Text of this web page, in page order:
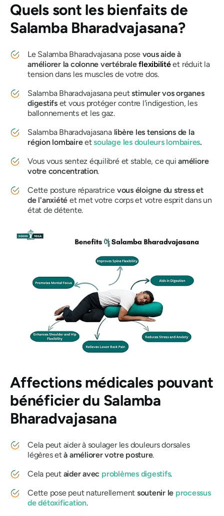
Quels sont les bienfaits de
Salamba Bharadvajasana?
Le Salamba Bharadvajasana pose vous aide à
améliorer la colonne vertébraleflexibilitéet réduit la
tension dans les muscles de votre dos.
Salamba Bharadvajasanapeutstimuler vos organes
digestifset vous protéger contre l'indigestion, les
ballonnements et les gaz.
Salamba Bharadvajasana libère les tensions de la
région lombaireetsoulage les douleurs lombaires.
Vous vous sentez équilibré et stable, ce quiaméliore
votre concentration.
Cette posture réparatrice vous éloigne du stress et
de l'anxiété et met votre corps et votre esprit dans un
état de détente.
Affections médicales pouvant
bénéficier du Salamba
Bharadvajasana
Cela peut aider à soulager les douleurs dorsales
légères età améliorer votre posture.
Cela peut aider avec problèmes digestifs.
Cette pose peut naturellement soutenir le processus
de détoxification.